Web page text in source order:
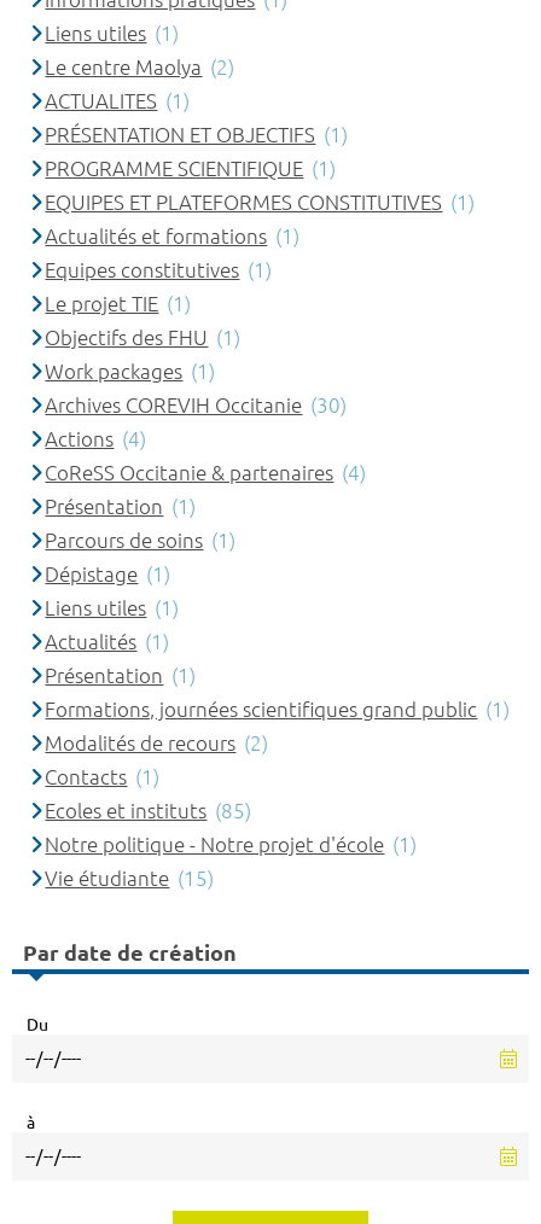
Liens utiles (1)
Le centre Maolya (2)
ACTUALITES (1)
PRÉSENTATION ET OBJECTIFS (1)
PROGRAMME SCIENTIFIQUE (1)
EQUIPES ET PLATEFORMES CONSTITUTIVES (1)
Actualités et formations (1)
Equipes constitutives (1)
Le projet TIE (1)
Objectifs des FHU (1)
Work packages (1)
Archives COREVIH Occitanie (30)
Actions (4)
CoReSS Occitanie & partenaires (4)
Présentation (1)
Parcours de soins (1)
Dépistage (1)
Liens utiles (1)
Actualités (1)
Présentation (1)
Formations, journées scientifiques grand public (1)
Modalités de recours (2)
Contacts (1)
Ecoles et instituts (85)
Notre politique - Notre projet d'école (1)
Vie étudiante (15)
Par date de création
Du
à